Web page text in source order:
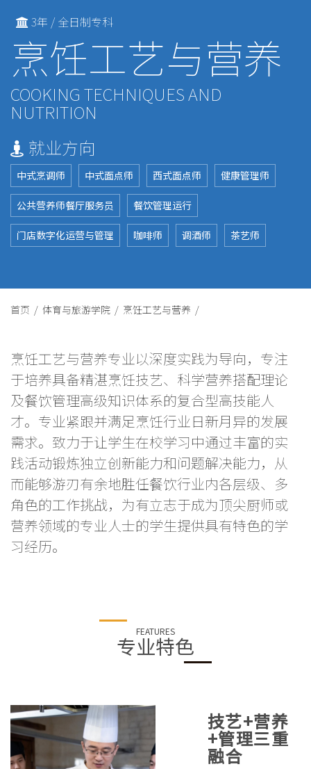
3年 / 全日制专科
烹饪工艺与营养
COOKING TECHNIQUES AND
NUTRITION
就业方向
中式烹调师 中式面点师 西式面点师 健康管理师
公共营养师餐厅服务员 餐饮管理运行
门店数字化运营与管理 咖啡师 调酒师 茶艺师
首页 / 体育与旅游学院 / 烹饪工艺与营养 /
烹饪工艺与营养专业以深度实践为导向，专注
于培养具备精湛烹饪技艺、科学营养搭配理论
及餐饮管理高级知识体系的复合型高技能人
才。专业紧跟并满足烹饪行业日新月异的发展
需求。致力于让学生在校学习中通过丰富的实
践活动锻炼独立创新能力和问题解决能力，从
而能够游刃有余地胜任餐饮行业内各层级、多
角色的工作挑战，为有立志于成为顶尖厨师或
营养领域的专业人士的学生提供具有特色的学
习经历。
FEATURES
专业特色
技艺+营养
+管理三重
融合